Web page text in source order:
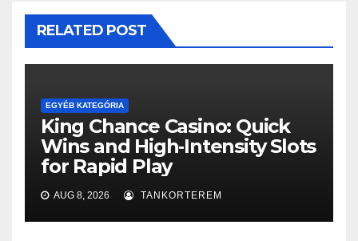
RELATED POST
EGYÉB KATEGÓRIA
King Chance Casino: Quick
Wins and High‑Intensity Slots
for Rapid Play
AUG 8, 2026 TANKORTEREM